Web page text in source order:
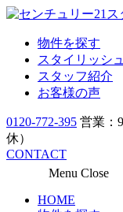
物件を探す
スタイリッシ
スタッフ紹介
お客様の声
0120-772-395 営業：
休）
CONTACT
Menu Close
HOME